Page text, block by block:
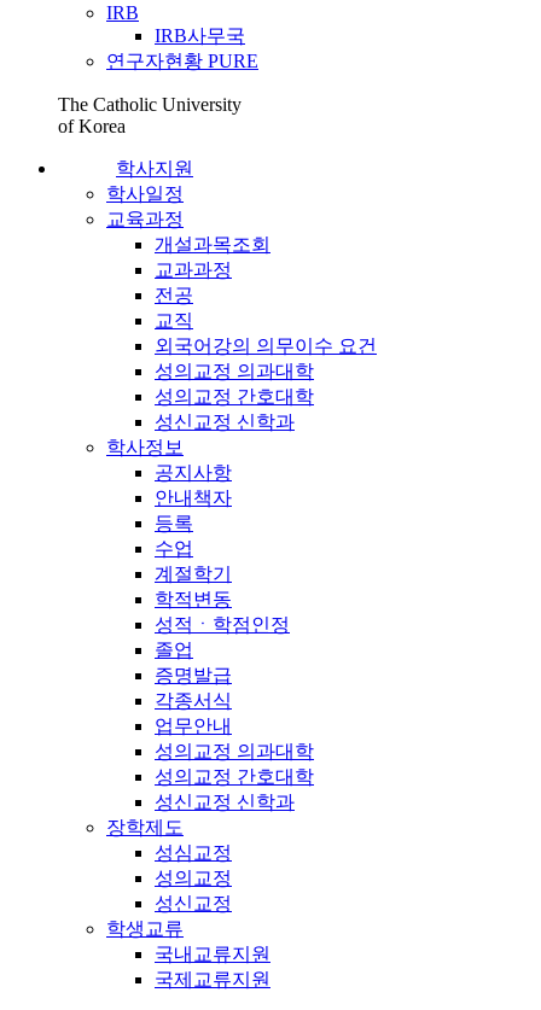
IRB
IRB사무국
연구자현황 PURE
The Catholic University
of Korea
학사지원
학사일정
교육과정
개설과목조회
교과과정
전공
교직
외국어강의 의무이수 요건
성의교정 의과대학
성의교정 간호대학
성신교정 신학과
학사정보
공지사항
안내책자
등록
수업
계절학기
학적변동
성적ㆍ학점인정
졸업
증명발급
각종서식
업무안내
성의교정 의과대학
성의교정 간호대학
성신교정 신학과
장학제도
성심교정
성의교정
성신교정
학생교류
국내교류지원
국제교류지원